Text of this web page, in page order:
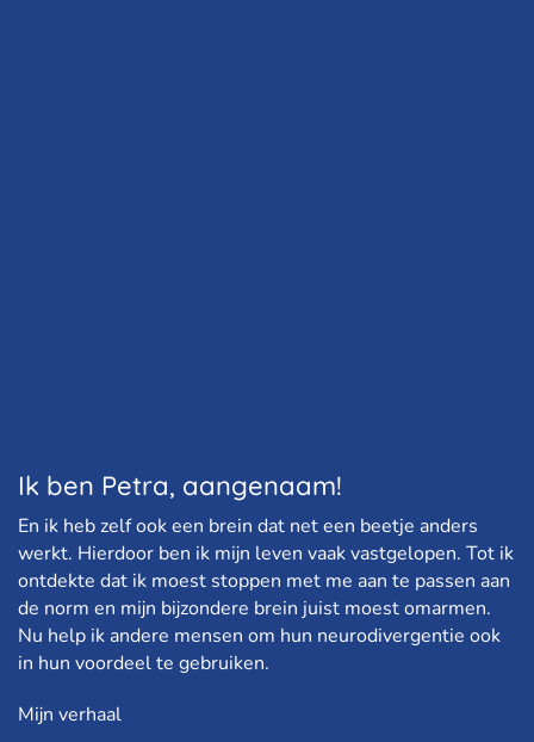
Ik ben Petra, aangenaam!
En ik heb zelf ook een brein dat net een beetje anders
werkt. Hierdoor ben ik mijn leven vaak vastgelopen. Tot ik
ontdekte dat ik moest stoppen met me aan te passen aan
de norm en mijn bijzondere brein juist moest omarmen.
Nu help ik andere mensen om hun neurodivergentie ook
in hun voordeel te gebruiken.
Mijn verhaal